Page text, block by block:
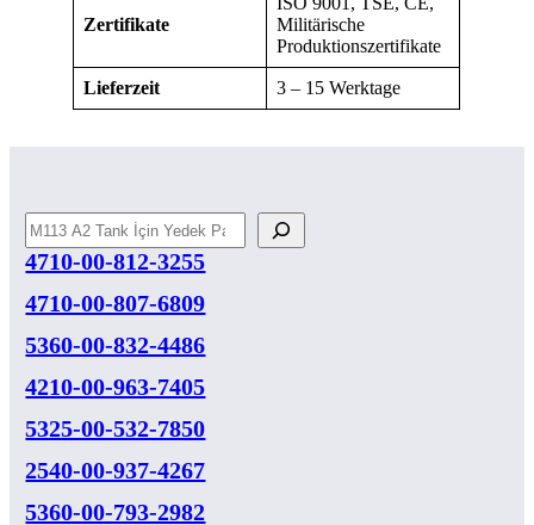
Zertifikate
Militärische
Produktionszertifikate
Lieferzeit 3 – 15 Werktage
Suchen
4710-00-812-3255
4710-00-807-6809
5360-00-832-4486
4210-00-963-7405
5325-00-532-7850
2540-00-937-4267
5360-00-793-2982